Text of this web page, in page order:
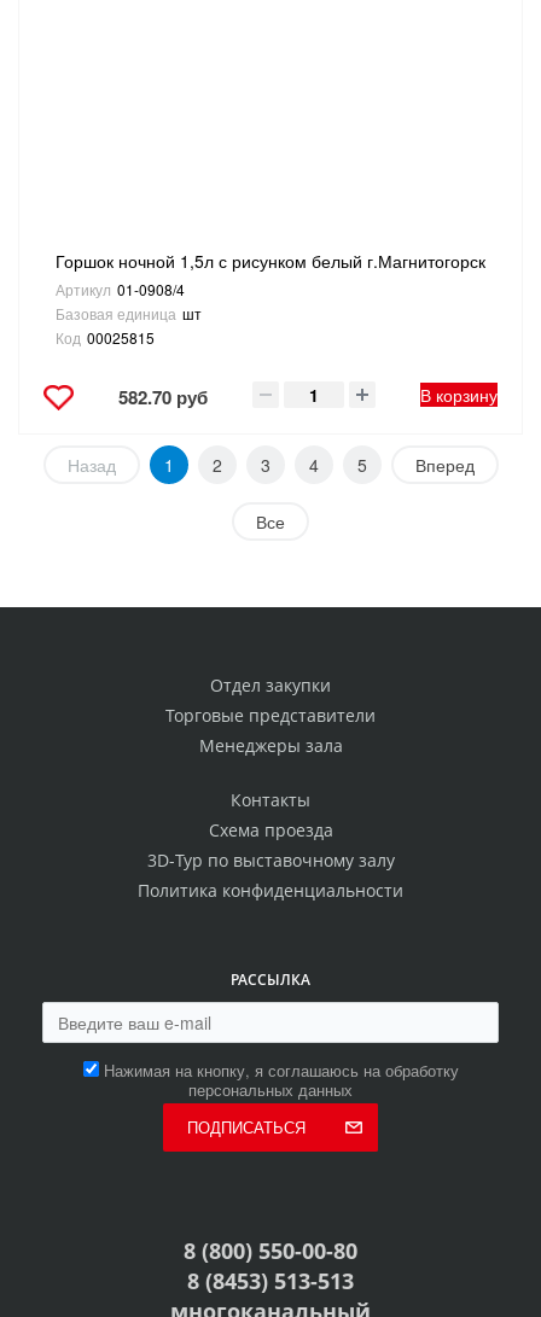
Горшок ночной 1,5л с рисунком белый г.Магнитогорск
Артикул 01-0908/4
Базовая единица шт
Код 00025815
582.70 руб В корзину
Назад 1 2 3 4 5 Вперед
Все
Отдел закупки
Торговые представители
Менеджеры зала
Контакты
Схема проезда
3D-Тур по выставочному залу
Политика конфиденциальности
РАССЫЛКА
Нажимая на кнопку, я соглашаюсь на обработку
персональных данных
ПОДПИСАТЬСЯ
8 (800) 550-00-80
8 (8453) 513-513